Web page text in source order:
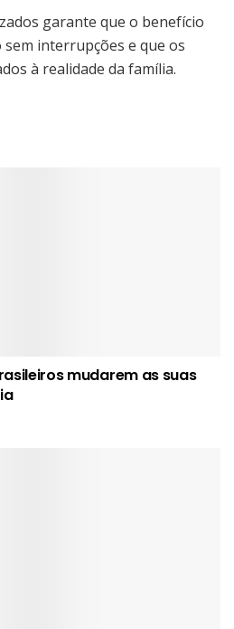
garante que o benefício
interrupções e que os
à realidade da família.
mudarem as suas